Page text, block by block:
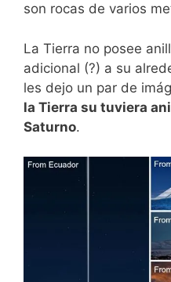
son rocas de varios
La Tierra no posee
adicional (?) a su
les dejo un par de
la Tierra su tuviera
Saturno.